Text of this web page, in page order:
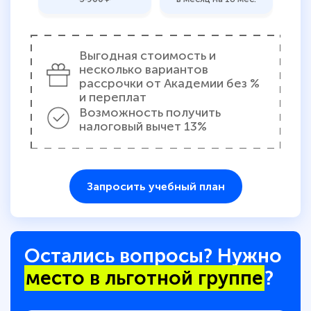
Выгодная стоимость и
несколько вариантов
рассрочки от Академии без %
и переплат
Возможность получить
налоговый вычет 13%
Запросить учебный план
Остались вопросы? Нужно
место в льготной группе?